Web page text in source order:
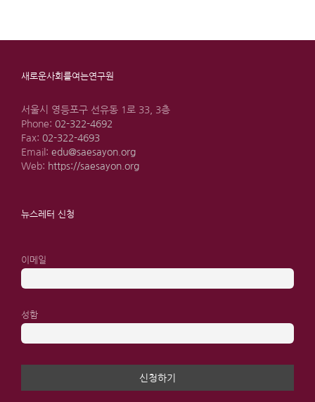
새로운사회를여는연구원
서울시 영등포구 선유동 1로 33, 3층
Phone: 02-322-4692
Fax: 02-322-4693
Email: edu@saesayon.org
Web: https://saesayon.org
뉴스레터 신청
이메일
성함